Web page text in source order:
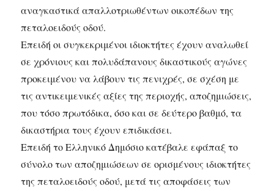
αναγκαστικά απαλλοτριωθέντων οικοπέδων της
πεταλοειδούς οδού.
Επειδή οι συγκεκριμένοι ιδιοκτήτες έχουν αναλωθεί
σε χρόνιους και πολυδάπανους δικαστικούς αγώνες
προκειμένου να λάβουν τις πενιχρές, σε σχέση με
τις αντικειμενικές αξίες της περιοχής, αποζημιώσεις,
που τόσο πρωτόδικα, όσο και σε δεύτερο βαθμό, τα
δικαστήρια τους έχουν επιδικάσει.
Επειδή το Ελληνικό Δημόσιο κατέβαλε εφάπαξ το
σύνολο των αποζημιώσεων σε ορισμένους ιδιοκτήτες
της πεταλοειδούς οδού, μετά τις αποφάσεις των